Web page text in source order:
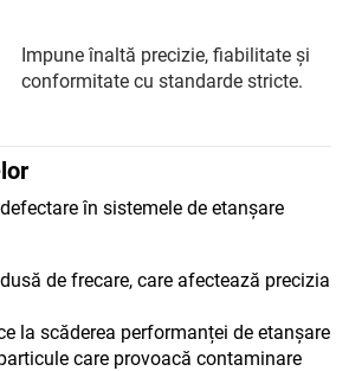
Impune înaltă precizie, fiabilitate și
conformitate cu standarde stricte.
în sistemele de etanșare
de frecare, care afectează precizia
la scăderea performanței de etanșare
care provoacă contaminare